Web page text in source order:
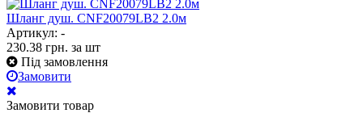
Шланг душ. CNF20079LB2 2.0м
Артикул: -
230.38 грн. за шт
Під замовлення
Замовити
Замовити товар